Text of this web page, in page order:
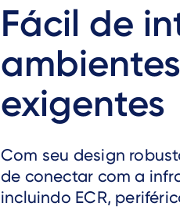
Fácil de
exigentes
Com seu design
de conectar com a
incluindo ECR,